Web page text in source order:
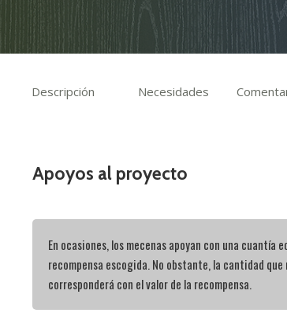
Descripción Necesidades
Apoyos al proyecto
En ocasiones, los mecenas apoyan con una cuantía
recompensa escogida. No obstante, la cantidad
corresponderá con el valor de la recompensa.